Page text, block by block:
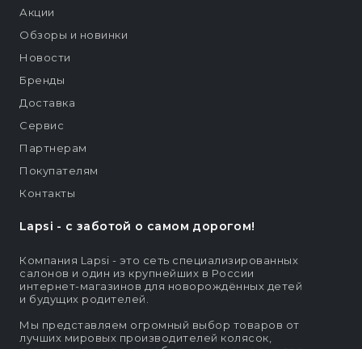
Lapsi - c заботой о самом дорогом!
Компания Lapsi - это сеть специализированных
салонов и один из крупнейших в России
интернет-магазинов для новорождённых детей
и будущих родителей.
Мы представляем огромный выбор товаров от
лучших мировых производителей колясок,
Акции
Обзоры и новинки
Новости
Бренды
Доставка
Сервис
Партнерам
Покупателям
Контакты